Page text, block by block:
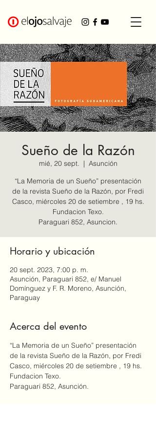
Sueño de la Razón
mié, 20 sept.
  |
Asunción
“La Memoria de un Sueño” presentación
de la revista Sueño de la Razón, por Fredi
Casco, miércoles 20 de setiembre , 19 hs.
Fundacion Texo.
Paraguari 852, Asuncion.
Horario y ubicación
20 sept. 2023, 7:00 p. m.
Asunción, Paraguari 852, e/ Manuel
Domínguez y F. R. Moreno, Asunción,
Paraguay
Acerca del evento
“La Memoria de un Sueño” presentación
de la revista Sueño de la Razón, por Fredi
Casco, miércoles 20 de setiembre , 19 hs.
Fundacion Texo.
Paraguari 852, Asunción.